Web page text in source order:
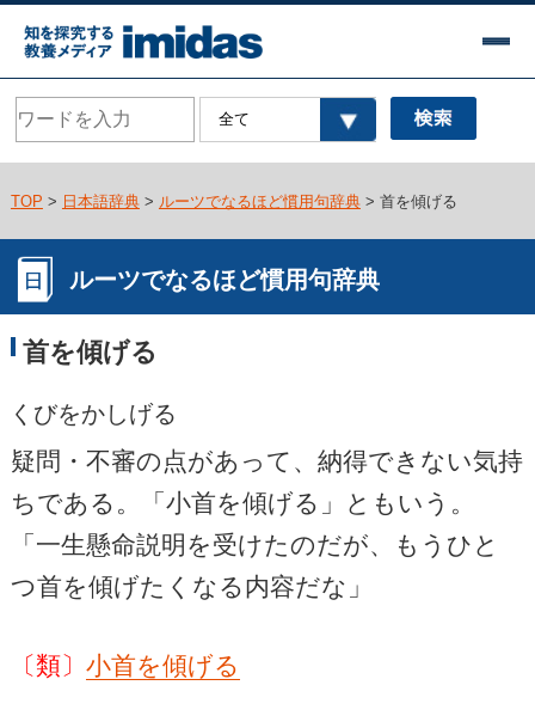
TOP > 日本語辞典> ルーツでなるほど慣用句辞典> 首を傾げる
ルーツでなるほど慣用句辞典
首を傾げる
くびをかしげる
疑問・不審の点があって、納得できない気持
ちである。「小首を傾げる」ともいう。
「一生懸命説明を受けたのだが、もうひと
つ首を傾げたくなる内容だな」
〔類〕 小首を傾げる